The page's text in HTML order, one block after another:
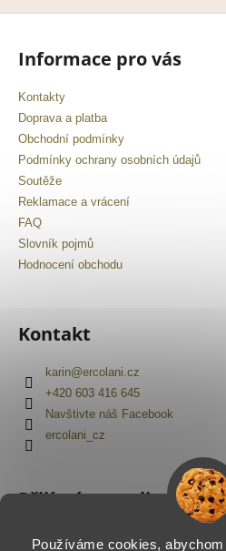
Používáme cookies,
Informace pro vás
Kontakty
Doprava a platba
Obchodní podmínky
Podmínky ochrany osobních údajů
Soutěže
Reklamace a vrácení
FAQ
Slovník pojmů
Hodnocení obchodu
Kontakt
karin@ercolani.cz
+420 603 416 645
Navštivte náš Facebook
ercolani_cz
Přijímáme online